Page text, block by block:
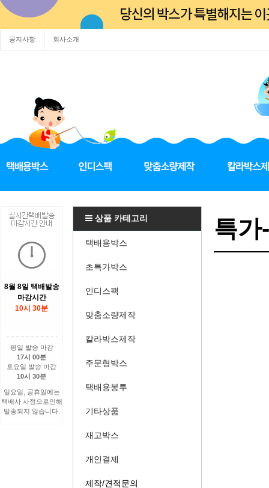
공지사항 회사소개
8월 8일 택배발송
마감시간
10시 30분
평일 발송 마감
17시 00분
토요일 발송 마감
10시 30분
일요일, 공휴일에는
택배사 사정으로인해
발송되지 않습니다.
상품 카테고리
택배용박스
초특가박스
인디스팩
맞춤소량제작
칼라박스제작
주문형박스
택배용봉투
기타상품
재고박스
개인결제
제작/견적문의
특